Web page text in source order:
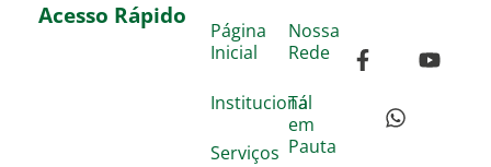
Acesso Rápido
Página
Inicial
Institucional
Serviços
Nossa
Rede
Tá
em
Pauta